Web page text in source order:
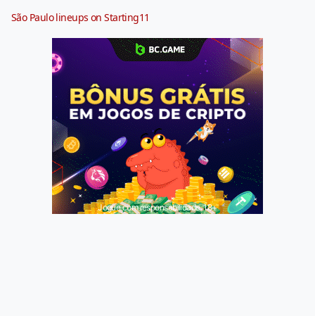
São Paulo lineups on Starting11
Jogue com responsabilidade. 18+